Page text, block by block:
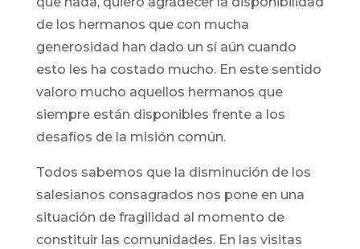
de los hermanos que con mucha
generosidad han dado un sí aún cuando
esto les ha costado mucho. En este sentido
valoro mucho aquellos hermanos que
siempre están disponibles frente a los
desafíos de la misión común.
Todos sabemos que la disminución de los
salesianos consagrados nos pone en una
situación de fragilidad al momento de
constituir las comunidades. En las visitas